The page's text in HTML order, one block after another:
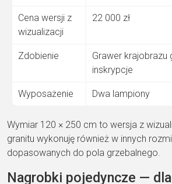
Cena wersji z
wizualizacji
22 000 zł
Zdobienie
Grawer krajobrazu
inskrypcje
Wyposażenie Dwa lampiony
Wymiar 120 × 250 cm to wersja z
granitu wykonuję również w innych
dopasowanych do pola grzebalnego.
Nagrobki pojedyncze —